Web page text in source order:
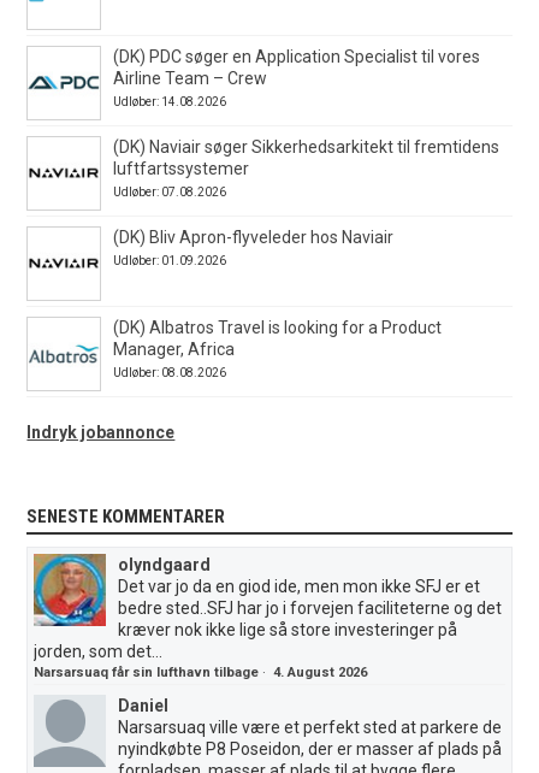
(DK) PDC søger en Application Specialist til vores
Airline Team – Crew
Udløber: 14.08.2026
(DK) Naviair søger Sikkerhedsarkitekt til fremtidens
luftfartssystemer
Udløber: 07.08.2026
(DK) Bliv Apron-flyveleder hos Naviair
Udløber: 01.09.2026
(DK) Albatros Travel is looking for a Product
Manager, Africa
Udløber: 08.08.2026
Indryk jobannonce
SENESTE KOMMENTARER
olyndgaard
Det var jo da en giod ide, men mon ikke SFJ er et
bedre sted..SFJ har jo i forvejen faciliteterne og det
kræver nok ikke lige så store investeringer på
jorden, som det...
Narsarsuaq får sin lufthavn tilbage ·4. August 2026
Daniel
Narsarsuaq ville være et perfekt sted at parkere de
nyindkøbte P8 Poseidon, der er masser af plads på